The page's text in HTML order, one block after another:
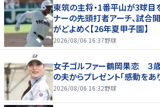
東筑の主将・1番平山が3球目
ナーの先頭打者アーチ、試合
がどよめく【26年夏甲子園】
2026/08/06 16:37野球
女子ゴルファー鶴岡果恋 ３
の夫からプレゼント「感動をあ
2026/08/06 16:32野球